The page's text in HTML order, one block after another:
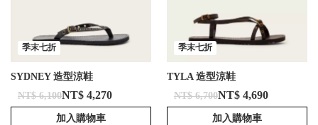
季末七折
SYDNEY 造型涼鞋
NT$ 6,100NT$ 4,270
加入購物車
季末七折
TYLA 造型涼鞋
NT$ 6,700NT$ 4,690
加入購物車